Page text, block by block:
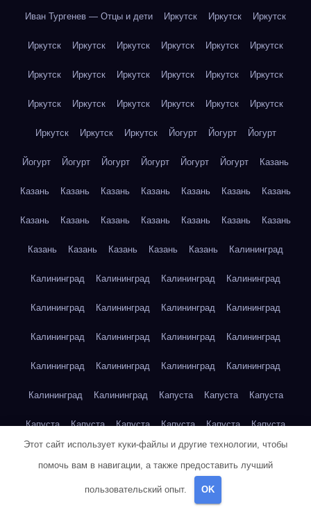
Иван Тургенев — Отцы и дети Иркутск Иркутск Иркутск
Иркутск Иркутск Иркутск Иркутск Иркутск Иркутск
Иркутск Иркутск Иркутск Иркутск Иркутск Иркутск
Иркутск Иркутск Иркутск Иркутск Иркутск Иркутск
Иркутск Иркутск Иркутск Йогурт Йогурт Йогурт
Йогурт Йогурт Йогурт Йогурт Йогурт Йогурт Казань
Казань Казань Казань Казань Казань Казань Казань
Казань Казань Казань Казань Казань Казань Казань
Казань Казань Казань Казань Казань Калининград
Калининград Калининград Калининград Калининград
Калининград Калининград Калининград Калининград
Калининград Калининград Калининград Калининград
Калининград Калининград Калининград Калининград
Калининград Калининград Капуста Капуста Капуста
Капуста Капуста Капуста Капуста Капуста Капуста
Этот сайт использует куки-файлы и другие технологии, чтобы
помочь вам в навигации, а также предоставить лучший
пользовательский опыт. OK